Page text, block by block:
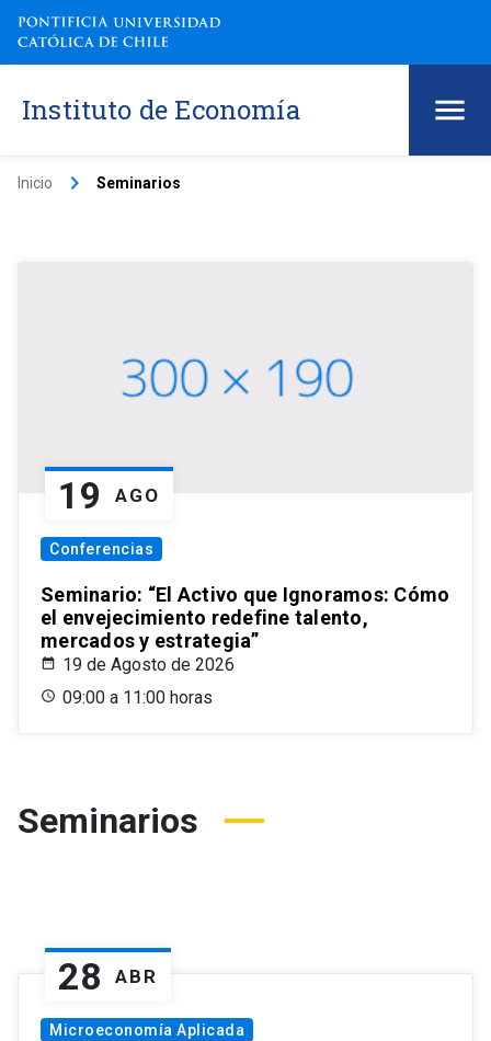
Instituto de Economía
Inicio keyboard_arrow_right Seminarios
19 AGO
Conferencias
Seminario: “El Activo que Ignoramos: Cómo
el envejecimiento redefine talento,
mercados y estrategia”
19 de Agosto de 2026
09:00 a 11:00 horas
Seminarios
28 ABR
Microeconomía Aplicada